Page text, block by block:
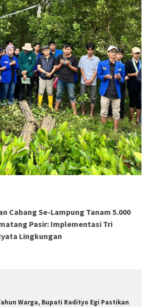
Cabang Se-Lampung Tanam 5.000
Pasir: Implementasi Tri
Lingkungan
Warga, Bupati Radityo Egi Pastikan